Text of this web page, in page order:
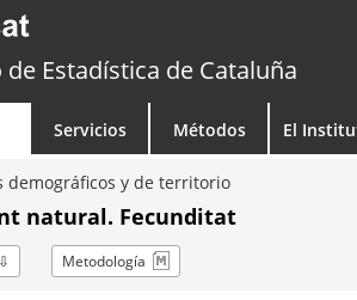
Estadística de Cataluña
Servicios Métodos El
demográficos y de territorio
natural. Fecunditat
Metodología